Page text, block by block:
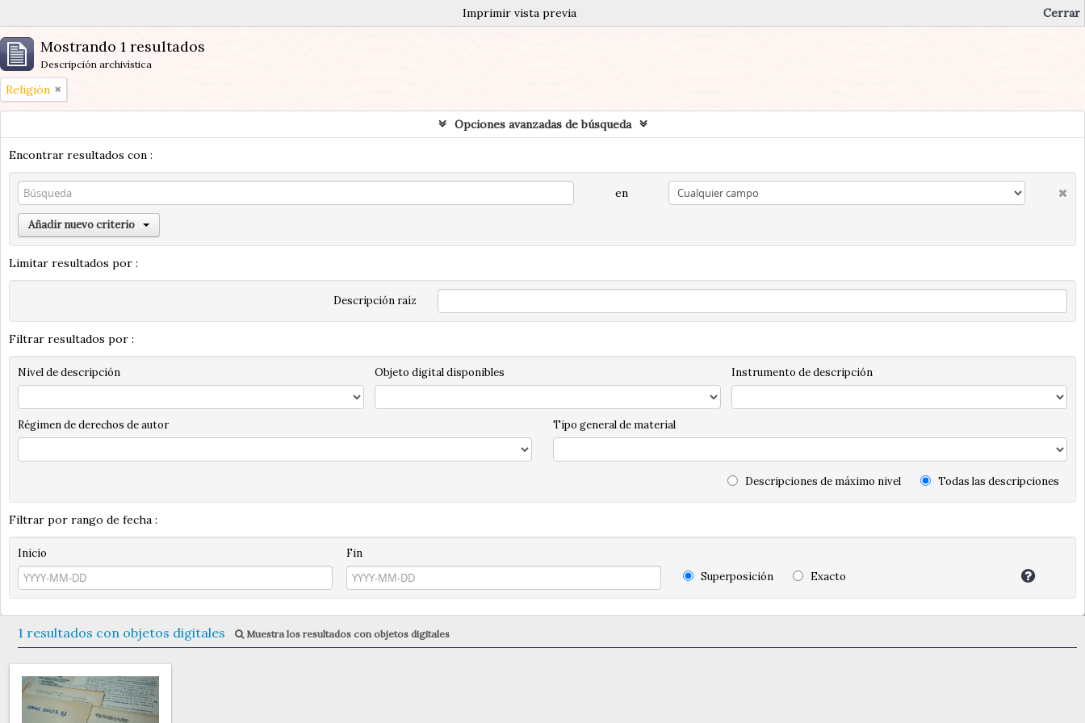
Imprimir vista previa Cerrar
Mostrando 1 resultados
Descripción archivística
Religión
Opciones avanzadas de búsqueda
Encontrar resultados con :
en
Añadir nuevo criterio
Limitar resultados por :
Descripción raíz
Filtrar resultados por :
Nivel de descripción Objeto digital disponibles Instrumento de descripción
Régimen de derechos de autor Tipo general de material
Descripciones de máximo nivel Todas las descripciones
Filtrar por rango de fecha :
Inicio
Fin
Superposición
Exacto
1 resultados con objetos digitales Muestra los resultados con objetos digitales